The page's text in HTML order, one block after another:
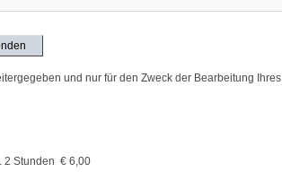
und nur für den Zweck der Bearbeitung
2 Stunden € 6,00